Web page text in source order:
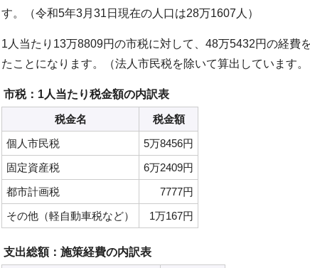
す。（令和5年3月31日現在の人口は28万1607人）
1人当たり13万8809円の市税に対して、48万5432円の経費
たことになります。（法人市民税を除いて算出しています。
市税：1人当たり税金額の内訳表
税金名
税金額
個人市民税
5万8456円
固定資産税
6万2409円
都市計画税
7777円
その他（軽自動車税など）
1万167円
支出総額：施策経費の内訳表